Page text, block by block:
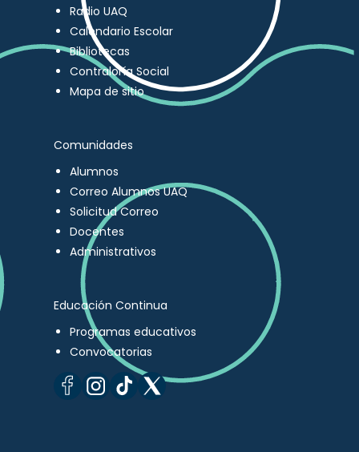
Radio UAQ
Calendario Escolar
Bibliotecas
Contraloría Social
Mapa de sitio
Comunidades
Alumnos
Correo Alumnos UAQ
Solicitud Correo
Docentes
Administrativos
Educación Continua
Programas educativos
Convocatorias